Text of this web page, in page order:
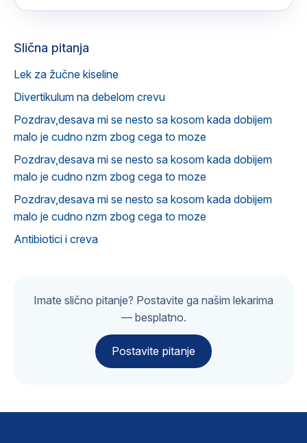
Slična pitanja
Lek za žučne kiseline
Divertikulum na debelom crevu
Pozdrav,desava mi se nesto sa kosom kada dobijem
malo je cudno nzm zbog cega to moze
Pozdrav,desava mi se nesto sa kosom kada dobijem
malo je cudno nzm zbog cega to moze
Pozdrav,desava mi se nesto sa kosom kada dobijem
malo je cudno nzm zbog cega to moze
Antibiotici i creva
Imate slično pitanje? Postavite ga našim lekarima
— besplatno.
Postavite pitanje